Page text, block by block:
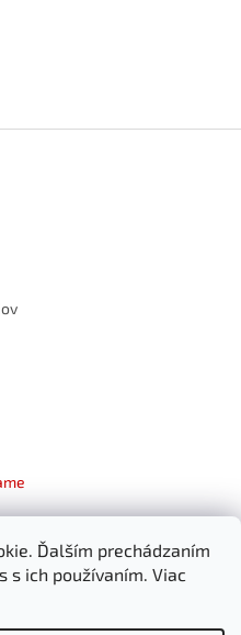
Ďalším prechádzaním
s ich používaním. Viac